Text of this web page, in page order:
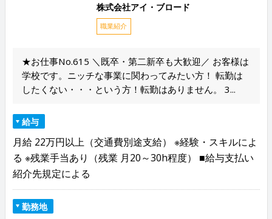
株式会社アイ・ブロード
職業紹介
★お仕事No.615 ＼既卒・第二新卒も大歓迎／ お客様は
学校です。ニッチな事業に関わってみたい方！ 転勤は
したくない・・・という方！転勤はありません。 3...
給与
月給 22万円以上（交通費別途支給） ※経験・スキルによ
る ※残業手当あり（残業 月20～30h程度） ■給与支払い
紹介先規定による
勤務地